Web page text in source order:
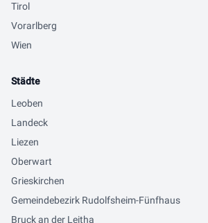
Tirol
Vorarlberg
Wien
Städte
Leoben
Landeck
Liezen
Oberwart
Grieskirchen
Gemeindebezirk Rudolfsheim-Fünfhaus
Bruck an der Leitha